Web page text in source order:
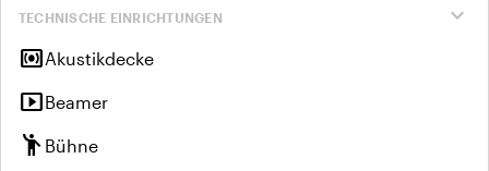
expand_more
TECHNISCHE EINRICHTUNGEN
surround_soundAkustikdecke
smart_displayBeamer
emoji_people Bühne